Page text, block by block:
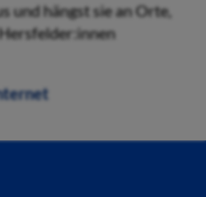
und hängst sie an Orte,